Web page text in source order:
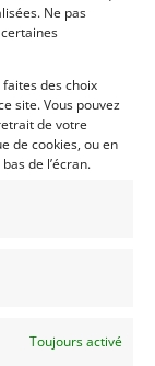
Ne pas
des choix
site. Vous pouvez
de votre
de cookies, ou en
de l’écran.
Toujours activé